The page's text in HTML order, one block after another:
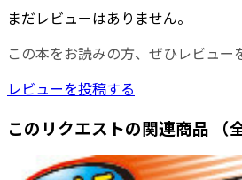
まだレビューはありません。
この本をお読みの方、ぜひレビュー
レビューを投稿する
このリクエストの関連商品 （